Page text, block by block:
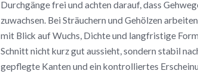
Durchgänge frei und achten darauf, dass
zuwachsen. Bei Sträuchern und Gehölzen
mit Blick auf Wuchs, Dichte und langfristige
Schnitt nicht kurz gut aussieht, sondern stabil
gepflegte Kanten und ein kontrolliertes